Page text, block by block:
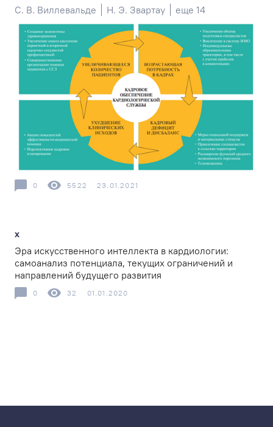
С. В. Виллевальде
Н. Э. Звартау еще 14
0 5522 23.01.2021
x
Эра искусственного интеллекта в кардиологии:
самоанализ потенциала, текущих ограничений и
направлений будущего развития
0 32 01.01.2020